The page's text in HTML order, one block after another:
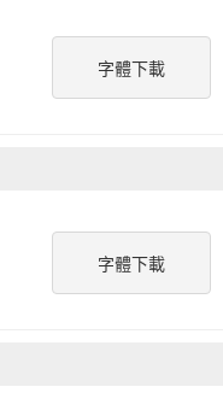
字體下載
字體下載